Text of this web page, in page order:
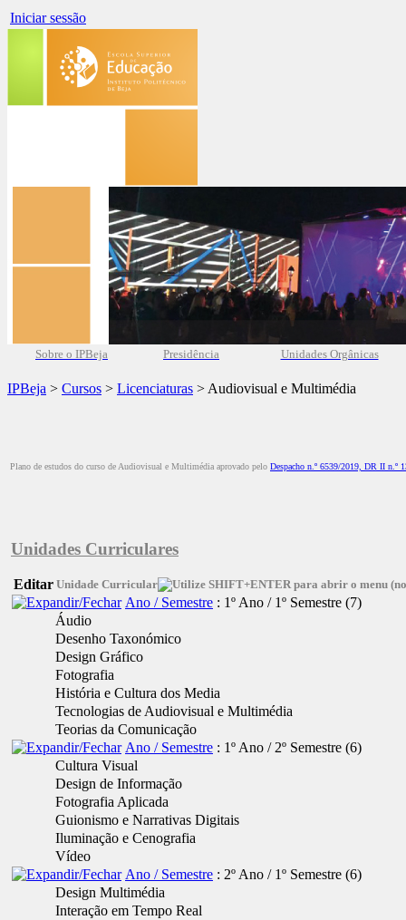
Iniciar sessão
Sobre o IPBeja Presidência Unidades Orgânicas
IPBeja > Cursos > Licenciaturas > Audiovisual e Multimédia
Plano de estudos do curso de Audiovisual e Multimédia aprovado pelo Despacho n.º 6539/2019, DR II n.º
Unidades Curriculares
Editar Unidade Curricular
Ano / Semestre : 1º Ano / 1º Semestre ‎(7)
Áudio
Desenho Taxonómico
Design Gráfico
Fotografia
História e Cultura dos Media
Tecnologias de Audiovisual e Multimédia
Teorias da Comunicação
Ano / Semestre : 1º Ano / 2º Semestre ‎(6)
Cultura Visual
Design de Informação
Fotografia Aplicada
Guionismo e Narrativas Digitais
Iluminação e Cenografia
Vídeo
Ano / Semestre : 2º Ano / 1º Semestre ‎(6)
Design Multimédia
Interação em Tempo Real